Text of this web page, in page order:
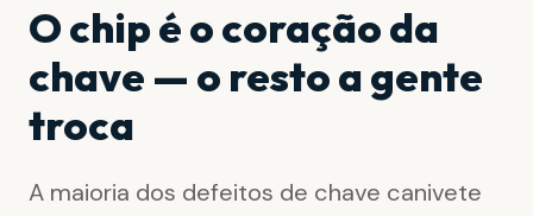
O chip é o coração da
chave — o resto a gente
troca
A maioria dos defeitos de chave canivete